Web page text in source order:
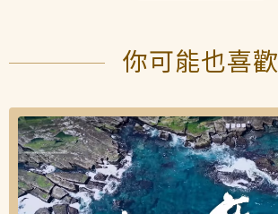
你可能也喜歡